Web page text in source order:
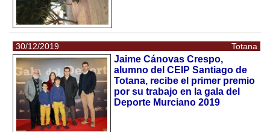
30/12/2019 Totana
Jaime Cánovas Crespo,
alumno del CEIP Santiago de
Totana, recibe el primer premio
por su trabajo en la gala del
Deporte Murciano 2019